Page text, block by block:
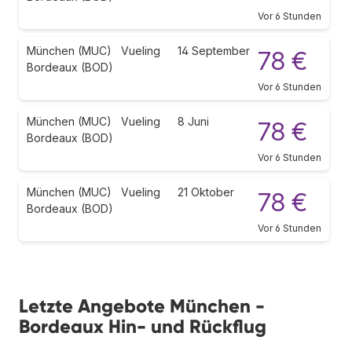
Vor 6 Stunden
München (MUC)
Bordeaux (BOD)
Vueling 14 September 78 €
Vor 6 Stunden
München (MUC)
Bordeaux (BOD)
Vueling 8 Juni 78 €
Vor 6 Stunden
München (MUC)
Bordeaux (BOD)
Vueling 21 Oktober 78 €
Vor 6 Stunden
Letzte Angebote München -
Bordeaux Hin- und Rückflug